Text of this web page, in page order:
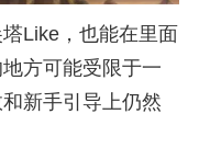
Like，也能在里面
方可能受限于一
新手引导上仍然